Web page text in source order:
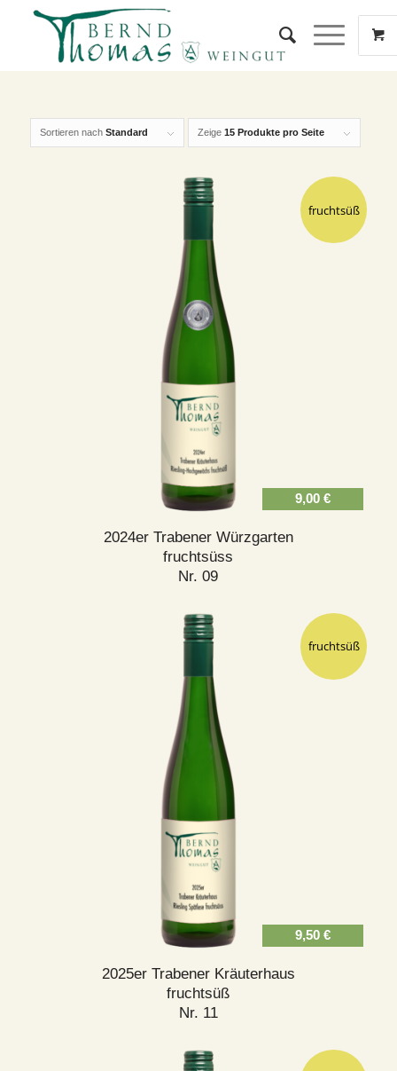
Sortieren nach Standard Zeige 15 Produkte pro Seite
fruchtsüß
2024er Trabener Würzgarten
fruchtsüss
Nr. 09
9,00€
fruchtsüß
2025er Trabener Kräuterhaus
fruchtsüß
Nr. 11
9,50€